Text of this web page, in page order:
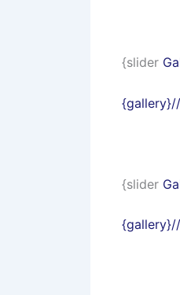
{slider
{slider
{gallery}//